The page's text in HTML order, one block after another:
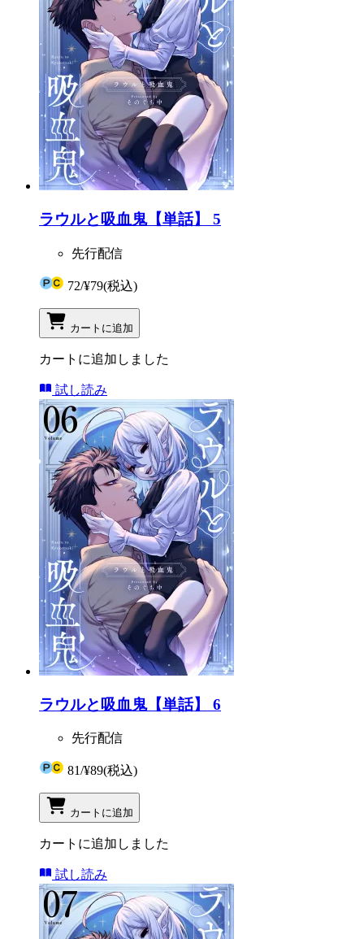
ラウルと吸血鬼【単話】 5
先行配信
72/¥79(税込)
カートに追加
カートに追加しました
試し読み
ラウルと吸血鬼【単話】 6
先行配信
81/¥89(税込)
カートに追加
カートに追加しました
試し読み